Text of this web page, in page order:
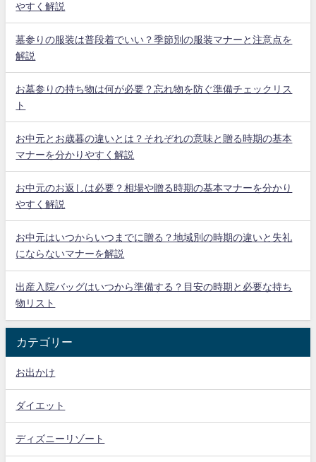
やすく解説
墓参りの服装は普段着でいい？季節別の服装マナーと注意点を
解説
お墓参りの持ち物は何が必要？忘れ物を防ぐ準備チェックリス
ト
お中元とお歳暮の違いとは？それぞれの意味と贈る時期の基本
マナーを分かりやすく解説
お中元のお返しは必要？相場や贈る時期の基本マナーを分かり
やすく解説
お中元はいつからいつまでに贈る？地域別の時期の違いと失礼
にならないマナーを解説
出産入院バッグはいつから準備する？目安の時期と必要な持ち
物リスト
カテゴリー
お出かけ
ダイエット
ディズニーリゾート